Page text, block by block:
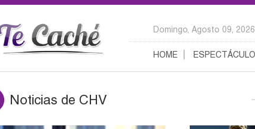
Domingo, Agosto 09, 2026
HOME
Noticias de CHV